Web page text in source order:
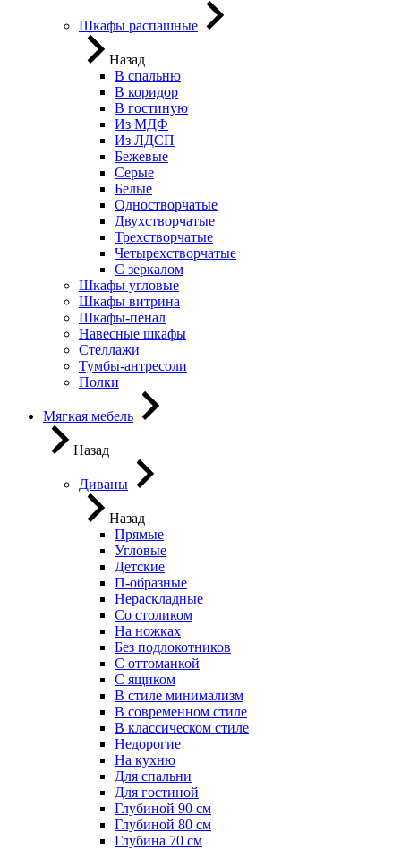
Шкафы распашные
Назад
В спальню
В коридор
В гостиную
Из МДФ
Из ЛДСП
Бежевые
Серые
Белые
Одностворчатые
Двухстворчатые
Трехстворчатые
Четырехстворчатые
С зеркалом
Шкафы угловые
Шкафы витрина
Шкафы-пенал
Навесные шкафы
Стеллажи
Тумбы-антресоли
Полки
Мягкая мебель
Назад
Диваны
Назад
Прямые
Угловые
Детские
П-образные
Нераскладные
Со столиком
На ножках
Без подлокотников
С оттоманкой
С ящиком
В стиле минимализм
В современном стиле
В классическом стиле
Недорогие
На кухню
Для спальни
Для гостиной
Глубиной 90 см
Глубиной 80 см
Глубина 70 см